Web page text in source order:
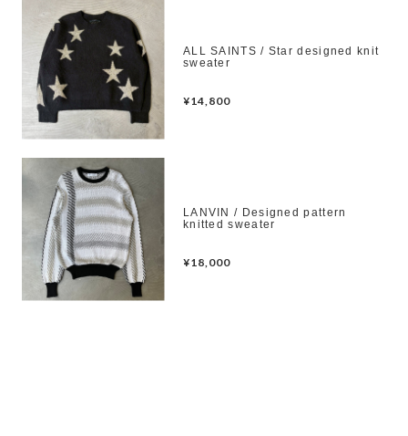
ALL SAINTS / Star designed knit
sweater
¥14,800
LANVIN / Designed pattern
knitted sweater
¥18,000